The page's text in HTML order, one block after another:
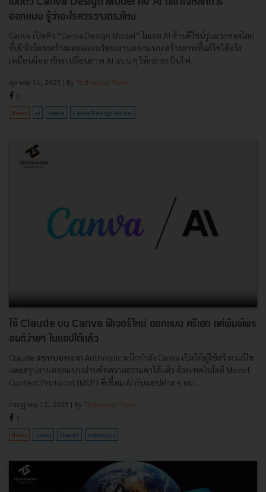
ออกแบบ รู้ว่าอะไรควรวางตรงไหน
Canva เปิดตัว “Canva Design Model” โมเดล AI ด้านดีไซน์รุ่นแรกของโลก
ที่เข้าใจโครงสร้างและเลเยอร์ของงานออกแบบ สร้างภาพที่แก้ไขได้จริง
เหมือนมืออาชีพ เปลี่ยนภาพ AI แบน ๆ ให้กลายเป็นไฟ...
ตุลาคม 31, 2025 | By Techsauce Team
0
News ai canva Canva Design Model
ใช้ Claude บน Canva ฟีเจอร์ใหม่ ออกแบบ ครีเอท แค่พิมพ์พร
อมต์ง่ายๆ ในแอปได้แล้ว
Claude แชทบอทจาก Anthropic ผนึกกำลัง Canva เปิดให้ผู้ใช้สร้าง แก้ไข
และสรุปงานออกแบบผ่านข้อความธรรมดาได้แล้ว ด้วยเทคโนโลยี Model
Context Protocol (MCP) ที่เชื่อม AI กับแอปต่าง ๆ อย...
กรกฎาคม 15, 2025 | By Techsauce Team
1
News canva claude anthropic